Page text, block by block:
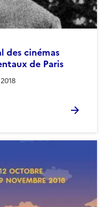
des cinémas
de Paris